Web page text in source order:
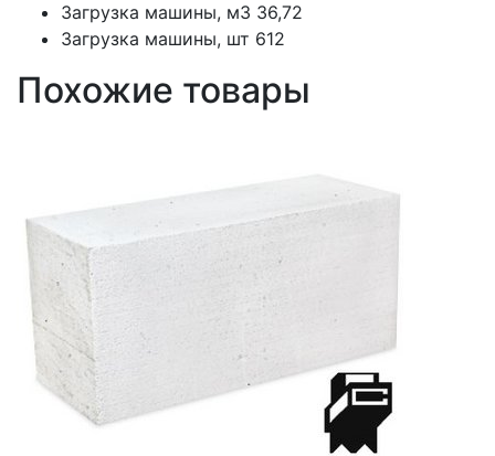
Загрузка машины, м3 36,72
Загрузка машины, шт 612
Похожие товары